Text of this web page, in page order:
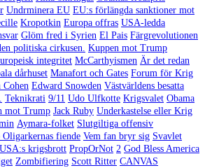
Undrminera EU EU:s förlängda sanktioner mot
Kropotkin Europa offras USA-ledda
Glöm fred i Syrien El Pais Färgrevolutionen
politiska cirkusen. Kuppen mot Trump
integritet McCarthyismen Är det redan
dårhuset Manafort och Gates Forum för Krig
Cohen Edward Snowden Västvärldens besatta
Teknikrati 9/11 Udo Ulfkotte Krigsvalet Obama
mot Trump Jack Ruby Underkastelse eller Krig
Aymara-folket Slutgiltiga offensiv
fiende Vem fan bryr sig Svavlet
USA:s krigsbrott PropOrNot 2 God Bless America
Zombifiering Scott Ritter CANVAS